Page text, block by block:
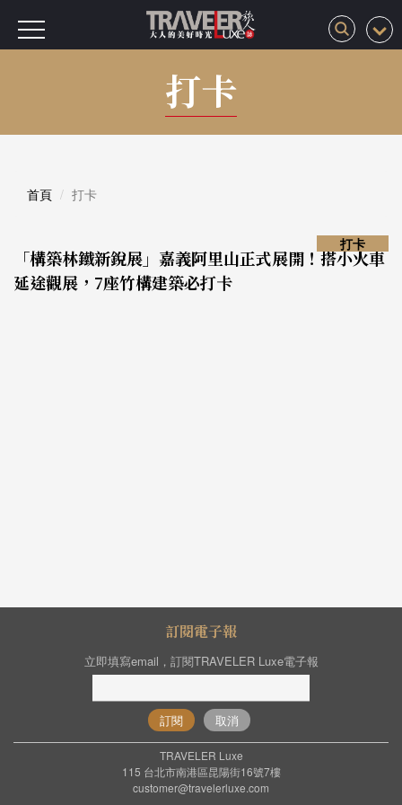
打卡
首頁 打卡
「構築林鐵新銳展」嘉義阿里山正式展開！搭小火車
延途觀展，7座竹構建築必打卡
打卡
訂閱電子報
立即填寫email，訂閱TRAVELER Luxe電子報
訂閱 取消
TRAVELER Luxe
115 台北市南港區昆陽街16號7樓
customer@travelerluxe.com